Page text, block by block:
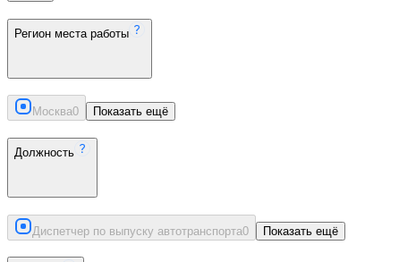
Регион места работы
Москва0 Показать ещё
Должность
Диспетчер по выпуску автотранспорта0 Показать ещё